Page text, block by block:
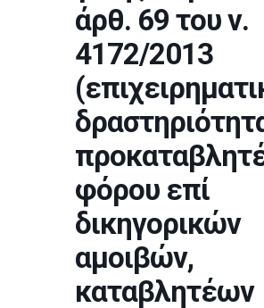
άρθ. 69 του ν.
4172/2013
φόρου επί
δικηγορικών
αμοιβών,
καταβλητέων